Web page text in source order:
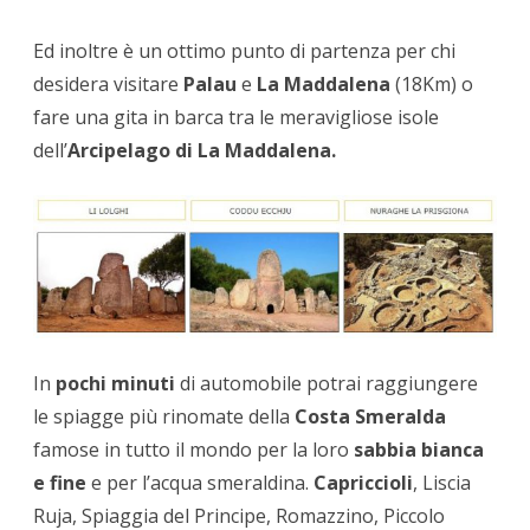
Ed inoltre è un ottimo punto di partenza per chi
desidera visitare Palau e La Maddalena (18Km) o
fare una gita in barca tra le meravigliose isole
dell’Arcipelago di La Maddalena.
In pochi minuti di automobile potrai raggiungere
le spiagge più rinomate della Costa Smeralda
famose in tutto il mondo per la loro sabbia bianca
e fine e per l’acqua smeraldina. Capriccioli, Liscia
Ruja, Spiaggia del Principe, Romazzino, Piccolo